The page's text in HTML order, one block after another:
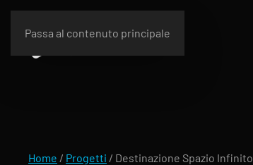
Passa al contenuto principale
Home / Progetti / Destinazione Spazio Infinito